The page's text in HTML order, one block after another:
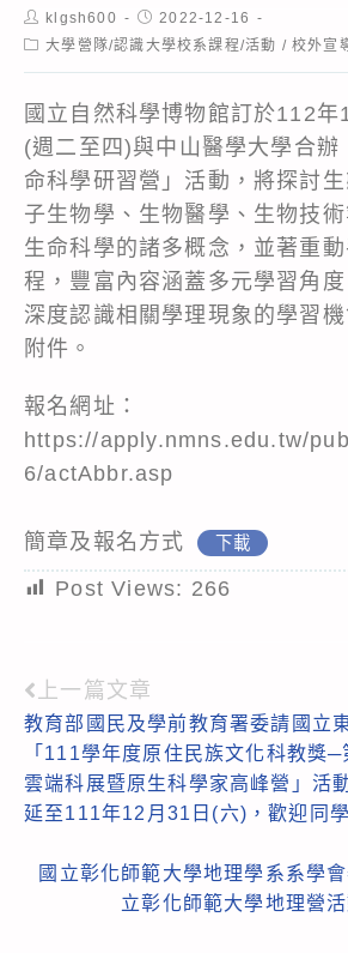
Post
author:
klgsh600
Post
published:
2022-12-16
Post大學營隊/認識大學校系課程/活動 / 校外宣
國立自然科學博物館訂於112年
(週二至四)與中山醫學大學合辦
命科學研習營」活動，將探討
子生物學、生物醫學、生物技
生命科學的諸多概念，並著重
程，豐富內容涵蓋多元學習角
深度認識相關學理現象的學習
附件。
報名網址：
https://apply.nmns.edu.tw/
6/actAbbr.asp
簡章及報名方式 下載
Post Views: 266
Read
more
articles
上一篇文章
教育部國民及學前教育署委請國立
「111學年度原住民族文化科教獎
雲端科展暨原生科學家高峰營」活
延至111年12月31日(六)，歡迎同
國立彰化師範大學地理學系系學
立彰化師範大學地理營